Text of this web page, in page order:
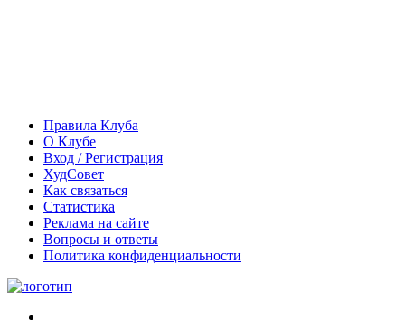
Правила Клуба
О Клубе
Вход / Регистрация
ХудСовет
Как связаться
Статистика
Реклама на сайте
Вопросы и ответы
Политика конфиденциальности